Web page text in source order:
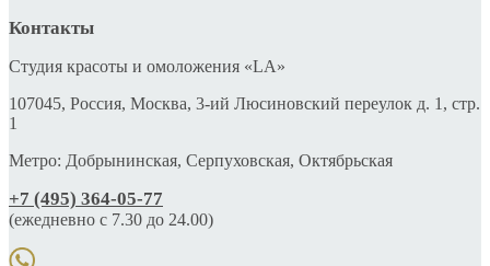
Контакты
Студия красоты и омоложения «LA»
107045, Россия, Москва, 3-ий Люсиновский переулок д. 1, стр.
1
Метро: Добрынинская, Серпуховская, Октябрьская
+7 (495) 364-05-77
(ежедневно c 7.30 до 24.00)